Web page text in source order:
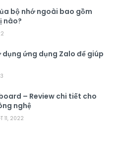
bộ nhớ ngoài bao gồm
nào?
dụng ứng dụng Zalo để giúp
– Review chi tiết cho
nghệ
11, 2022